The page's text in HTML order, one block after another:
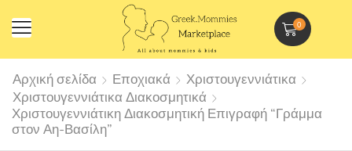
0
Αρχική σελίδα Εποχιακά
Χριστουγεννιάτικα
Χριστουγεννιάτικα Διακοσμητικά
Χριστουγεννιάτικη Διακοσμητική Επιγραφή “Γράμμα
στον Αη-Βασίλη”